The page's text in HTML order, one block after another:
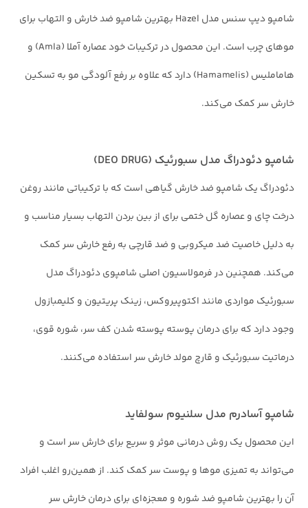
شامپو دیپ سنس مدل Hazel بهترین شامپو ضد خارش و التهاب برای
موهای چرب است. این محصول در ترکیبات خود عصاره آملا (Amla) و
هاماملیس (Hamamelis) دارد که علاوه بر رفع آلودگی مو به تسکین
خارش سر کمک می‌کند.
شامپو دئودراگ مدل سبورئیک (DEO DRUG)
دئودراگ یک شامپو ضد خارش گیاهی است که با ترکیباتی مانند روغن
درخت چای و عصاره گل ختمی برای از بین بردن التهاب بسیار مناسب و
به دلیل خاصیت ضد میکروبی و ضد قارچی به رفع خارش سر کمک
می‌کند. همچنین در فرمولاسیون اصلی شامپوی دئودراگ مدل
سبورئیک مواردی مانند اکتوپیروکس، زینک پریتیون و کلیمبازول
وجود دارد که برای درمان پوسته پوسته شدن کف سر، شوره قوی،
درماتیت سبورئیک و قارچ مولد خارش سر استفاده می‌کنند.
شامپو آسادرم مدل سلنیوم سولفاید
این محصول یک روش درمانی موثر و سریع برای خارش سر است و
می‌تواند به تمیزی موها و پوست سر کمک کند. از همین‌رو اغلب افراد
آن را بهترین شامپو ضد شوره و معجزه‌ای برای درمان خارش سر